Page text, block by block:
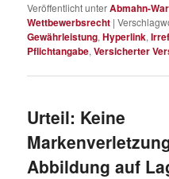
Veröffentlicht unterAbmahn-
Wettbewerbsrecht |
Gewährleistung,Hyperlink,
Pflichtangabe,Versicherter
Urteil: Keine
Abbildung auf